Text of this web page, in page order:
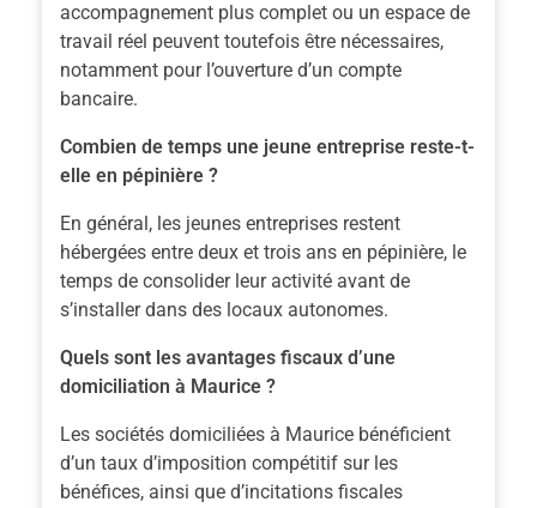
accompagnement plus complet ou un espace de
travail réel peuvent toutefois être nécessaires,
notamment pour l’ouverture d’un compte
bancaire.
Combien de temps une jeune entreprise reste-t-
elle en pépinière ?
En général, les jeunes entreprises restent
hébergées entre deux et trois ans en pépinière, le
temps de consolider leur activité avant de
s’installer dans des locaux autonomes.
Quels sont les avantages fiscaux d’une
domiciliation à Maurice ?
Les sociétés domiciliées à Maurice bénéficient
d’un taux d’imposition compétitif sur les
bénéfices, ainsi que d’incitations fiscales